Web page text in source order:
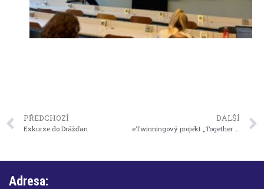
PŘEDCHOZÍ
Exkurze do Drážďan
DALŠÍ
eTwinningový projekt „Together Across Europe – Germany meets Czechia“
Adresa: